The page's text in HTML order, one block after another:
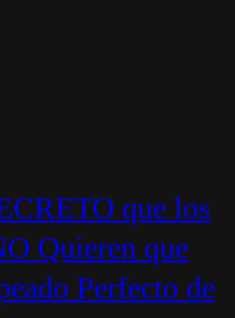
que los
Quieren que
Perfecto de